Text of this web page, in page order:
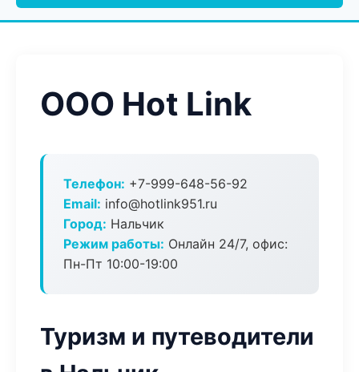
ООО Hot Link
Телефон: +7-999-648-56-92
Email: info@hotlink951.ru
Город: Нальчик
Режим работы: Онлайн 24/7, офис:
Пн-Пт 10:00-19:00
Туризм и путеводители